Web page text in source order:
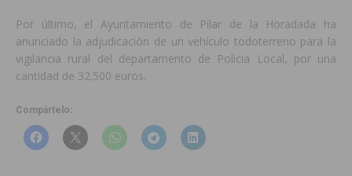
Por último, el Ayuntamiento de Pilar de la Horadada ha
anunciado la adjudicación de un vehículo todoterreno para la
vigilancia rural del departamento de Policia Local, por una
cantidad de 32.500 euros.
Compártelo: